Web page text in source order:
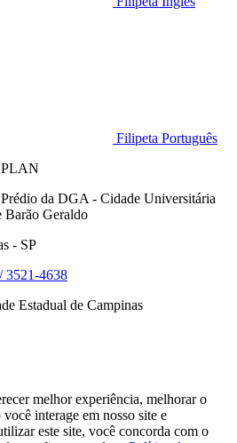
Filipeta Português
da DGA - Cidade Universitária
Geraldo
- SP
3521-4638
Estadual de Campinas
melhor experiência, melhorar o
interage em nosso site e
este site, você concorda com o